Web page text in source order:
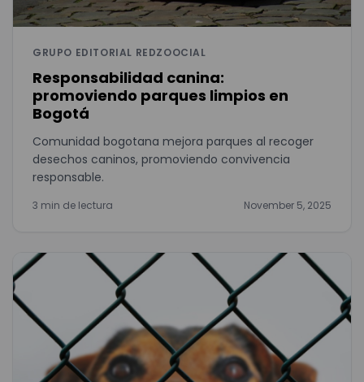
GRUPO EDITORIAL REDZOOCIAL
Responsabilidad canina:
promoviendo parques limpios en
Bogotá
Comunidad bogotana mejora parques al recoger
desechos caninos, promoviendo convivencia
responsable.
3 min de lectura November 5, 2025